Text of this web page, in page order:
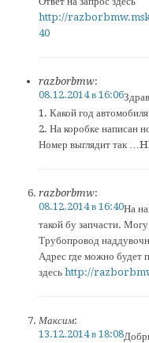
http://
40
razborbmw:
08.12.2014 в 16:06
1. Какой год
2. На коробке написан
Номер выглядит так
razborbmw:
08.12.2014 в 16:40На
такой бу запчасти.
Трубопровод
Адрес где можно будет
здесь http://
Максим:
13.12.2014 в 18:08